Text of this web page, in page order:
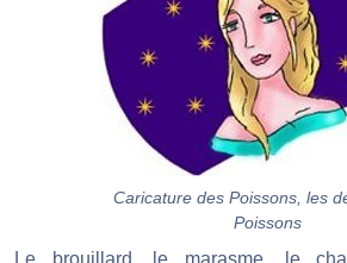
Caricature des Poissons, les
Poissons